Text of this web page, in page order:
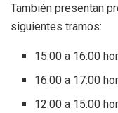
También presentan
siguientes tramos:
15:00 a 16:00
16:00 a 17:00
12:00 a 15:00